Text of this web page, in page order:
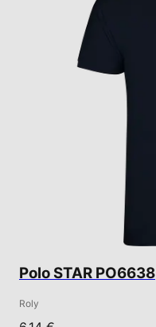
Polo STAR PO6638
Roly